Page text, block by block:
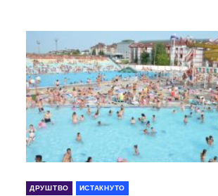
ДРУШТВО ИСТАКНУТО